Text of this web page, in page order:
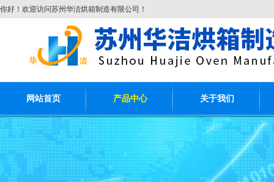
你好！欢迎访问苏州华洁烘箱制造有限公司！
网站首页 产品中心 关于我们